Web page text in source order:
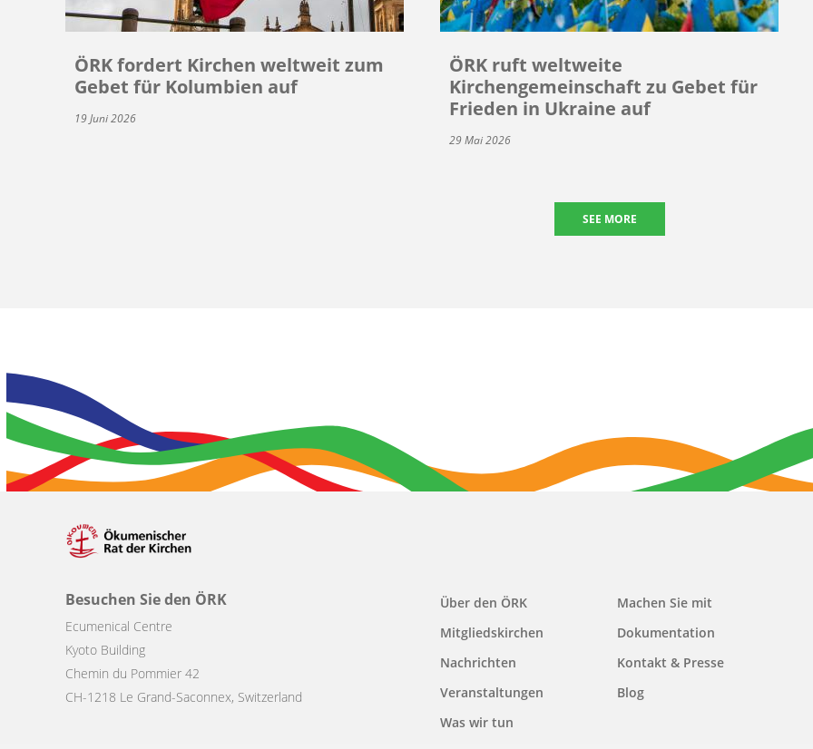
ÖRK fordert Kirchen weltweit zum
Gebet für Kolumbien auf
19 Juni 2026
ÖRK ruft weltweite
Kirchengemeinschaft zu Gebet für
Frieden in Ukraine auf
29 Mai 2026
SEE MORE
Besuchen Sie den ÖRK
Ecumenical Centre
Kyoto Building
Chemin du Pommier 42
CH-1218 Le Grand-Saconnex, Switzerland
Main
navigation
Über den ÖRK
Mitgliedskirchen
Nachrichten
Veranstaltungen
Was wir tun
Machen Sie mit
Dokumentation
Kontakt & Presse
Blog